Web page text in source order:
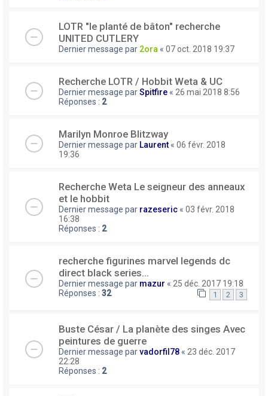
LOTR "le planté de bâton" recherche
UNITED CUTLERY
Dernier message par 2ora « 07 oct. 2018 19:37
Recherche LOTR / Hobbit Weta & UC
Dernier message parSpitfire « 26 mai 2018 8:56
Réponses : 2
Marilyn Monroe Blitzway
Dernier message par Laurent « 06 févr. 2018
19:36
Recherche Weta Le seigneur des anneaux
et le hobbit
Dernier message par razeseric « 03 févr. 2018
16:38
Réponses : 2
recherche figurines marvel legends dc
direct black series...
Dernier message par mazur « 25 déc. 2017 19:18
Réponses : 32 1 2 3
Buste César / La planète des singes Avec
peintures de guerre
Dernier message parvadorfil78 « 23 déc. 2017
22:28
Réponses : 2